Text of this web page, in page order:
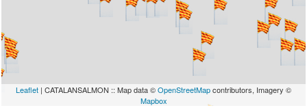
Leaflet | CATALANSALMON :: Map data ©OpenStreetMapcontributors, Imagery ©
Mapbox